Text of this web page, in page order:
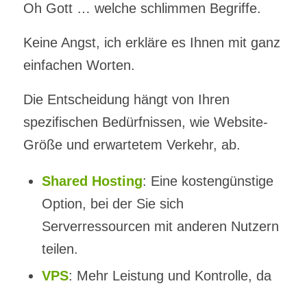
Oh Gott … welche schlimmen Begriffe.
Keine Angst, ich erkläre es Ihnen mit ganz
einfachen Worten.
Die Entscheidung hängt von Ihren
spezifischen Bedürfnissen, wie Website-
Größe und erwartetem Verkehr, ab.
Shared Hosting: Eine kostengünstige
Option, bei der Sie sich
Serverressourcen mit anderen Nutzern
teilen.
VPS: Mehr Leistung und Kontrolle, da